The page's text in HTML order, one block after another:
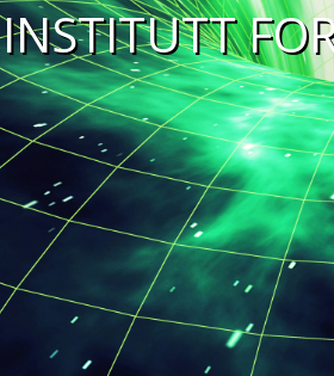
INSTITUTT